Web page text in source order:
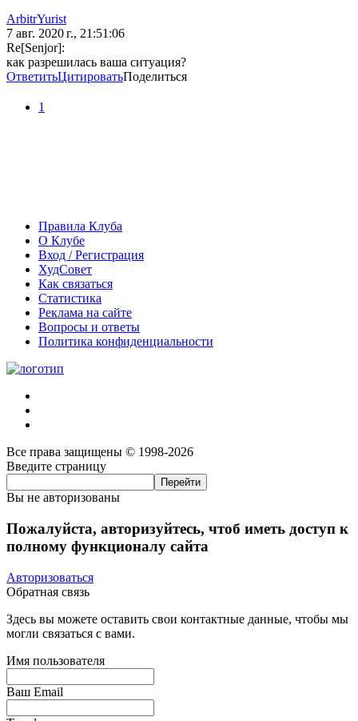
ArbitrYurist
7 авг. 2020 г., 21:51:06
Re[Senjor]:
как разрешилась ваша ситуация?
ОтветитьЦитироватьПоделиться
1
Правила Клуба
О Клубе
Вход / Регистрация
ХудСовет
Как связаться
Статистика
Реклама на сайте
Вопросы и ответы
Политика конфиденциальности
Все права защищены © 1998-2026
Введите страницу
Вы не авторизованы
Пожалуйста, авторизуйтесь, чтоб иметь доступ к
полному функционалу сайта
Авторизоваться
Обратная связь
Здесь вы можете оставить свои контактные данные, чтобы мы
могли связаться с вами.
Имя пользователя
Ваш Email